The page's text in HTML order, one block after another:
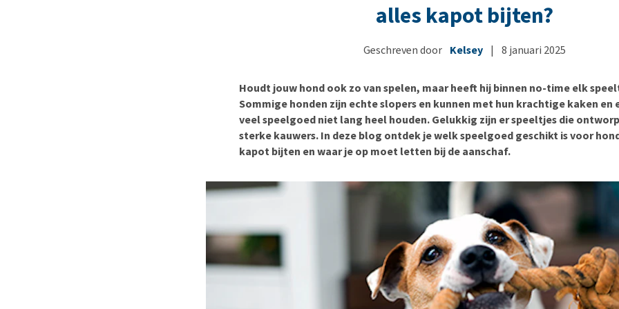
Bekijk alles
Voer- en drinkbakken
Op reis en onderweg
Bekijk alles
Puppy apotheek
Vuurwerkangst
Ouderdom en dementie
Overgewicht en conditie
alles kapot bijten?
Geschreven door Kelsey | 8 januari 2025
Houdt jouw hond ook zo van spelen, maar heeft hij binnen no-time elk
Sommige honden zijn echte slopers en kunnen met hun krachtige kaken en
veel speelgoed niet lang heel houden. Gelukkig zijn er speeltjes die
sterke kauwers. In deze blog ontdek je welk speelgoed geschikt is voor
kapot bijten en waar je op moet letten bij de aanschaf.